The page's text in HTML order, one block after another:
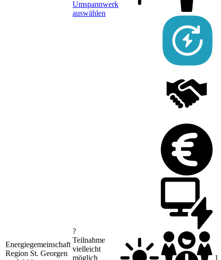
Umspannwerk
auswählen
Energiegemeinschaft
Region St. Georgen
?
Teilnahme
vielleicht
möglich